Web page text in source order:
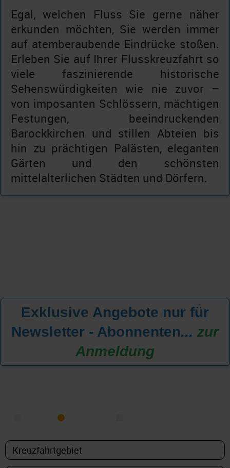
Egal, welchen Fluss Sie gerne näher
erkunden möchten, Sie werden immer
auf atemberaubende Eindrücke stoßen.
Erleben Sie auf Ihrer Flusskreuzfahrt so
viele faszinierende historische
Sehenswürdigkeiten wie nie zuvor –
von imposanten Schlössern, mächtigen
Festungen, beeindruckenden
Barockkirchen und stillen Abteien bis
hin zu prächtigen Palästen, eleganten
Gärten und den schönsten
mittelalterlichen Städten und Dörfern.
Exklusive Angebote nur für
Newsletter - Abonnenten... zur
Anmeldung